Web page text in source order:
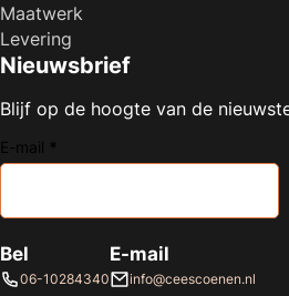
Maatwerk
Levering
Nieuwsbrief
Blijf op de hoogte van de
E-mail *
Bel
06-10284340
E-mail
info@ceescoenen.nl